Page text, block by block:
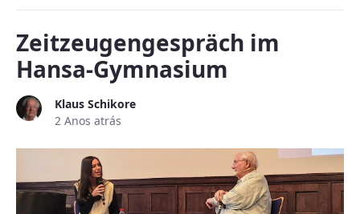
Zeitzeugengespräch im
Hansa-Gymnasium
Klaus Schikore
2 Anos atrás